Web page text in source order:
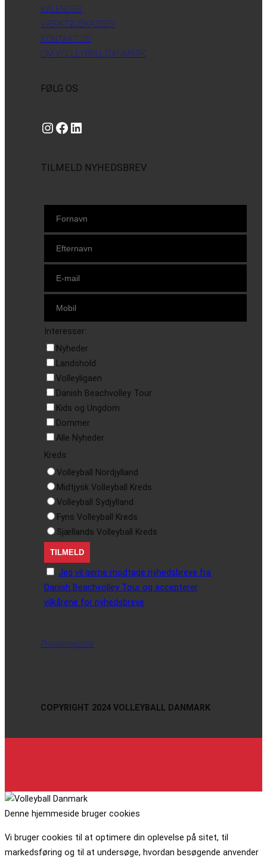
KALENDER
VÆRKTØJSKASSEN
KONTAKT OS
OM VOLLEYBALL DANMARK
FØLG OS
Instagram https://www.facebook.com/danishbeachvolleytour LinkedIn
TILMELD NYHEDSBREV
Interesser:
Nyheder
Landshold
Volleyligaen
Danish Beachvolley Tour
Kids og Ungdom
Dommer
Alle Nyheder
Kreds:
Volleyball Nordjylland
Midtjysk Volleyball Kreds
Volleyball Sydjylland
Fyns Volleyball Kreds
Sjællands Volleyball Kreds
Jeg vil gerne modtage nyhedsbreve fra
Danish Beachvolley Tour og accepterer
vilkårene for nyhedsbreve
Privatlivspolitik
COPYRIGHT 2024 VOLLEYBALL DANMARK
Denne hjemmeside bruger cookies
Vi bruger cookies til at optimere din oplevelse på sitet, til
markedsføring og til at undersøge, hvordan besøgende anvender